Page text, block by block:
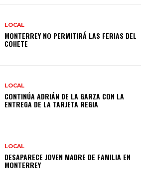
LOCAL
MONTERREY NO PERMITIRÁ LAS FERIAS DEL
COHETE
LOCAL
CONTINÚA ADRIÁN DE LA GARZA CON LA
ENTREGA DE LA TARJETA REGIA
LOCAL
DESAPARECE JOVEN MADRE DE FAMILIA EN
MONTERREY